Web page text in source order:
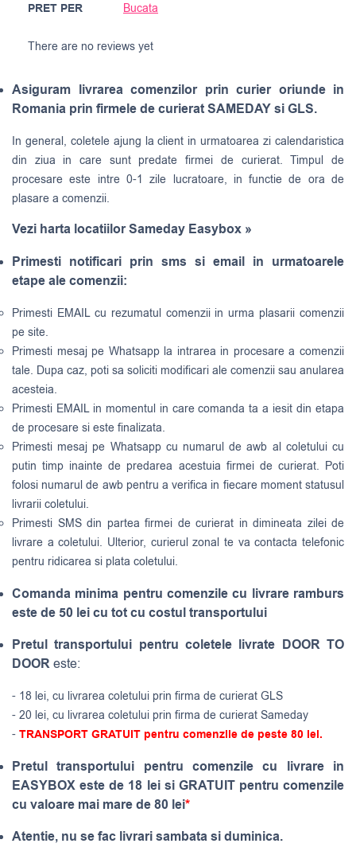
PRET PER Bucata
There are no reviews yet
Asiguram livrarea comenzilor prin curier oriunde in
Romania prin firmele de curierat SAMEDAY si GLS.
In general, coletele ajung la client in urmatoarea zi calendaristica
din ziua in care sunt predate firmei de curierat. Timpul de
procesare este intre 0-1 zile lucratoare, in functie de ora de
plasare a comenzii.
Vezi harta locatiilor Sameday Easybox »
Primesti notificari prin sms si email in urmatoarele
etape ale comenzii:
Primesti EMAIL cu rezumatul comenzii in urma plasarii comenzii
pe site.
Primesti mesaj pe Whatsapp la intrarea in procesare a comenzii
tale. Dupa caz, poti sa soliciti modificari ale comenzii sau anularea
acesteia.
Primesti EMAIL in momentul in care comanda ta a iesit din etapa
de procesare si este finalizata.
Primesti mesaj pe Whatsapp cu numarul de awb al coletului cu
putin timp inainte de predarea acestuia firmei de curierat. Poti
folosi numarul de awb pentru a verifica in fiecare moment statusul
livrarii coletului.
Primesti SMS din partea firmei de curierat in dimineata zilei de
livrare a coletului. Ulterior, curierul zonal te va contacta telefonic
pentru ridicarea si plata coletului.
Comanda minima pentru comenzile cu livrare ramburs
este de 50 lei cu tot cu costul transportului
Pretul transportului pentru coletele livrate DOOR TO
DOOReste:
- 18 lei, cu livrarea coletului prin firma de curierat GLS
- 20 lei, cu livrarea coletului prin firma de curierat Sameday
- TRANSPORT GRATUIT pentru comenzile de peste 80 lei.
Pretul transportului pentru comenzile cu livrare in
EASYBOX este de 18 lei si GRATUIT pentru comenzile
cu valoare mai mare de 80 lei*
Atentie, nu se fac livrari sambata si duminica.